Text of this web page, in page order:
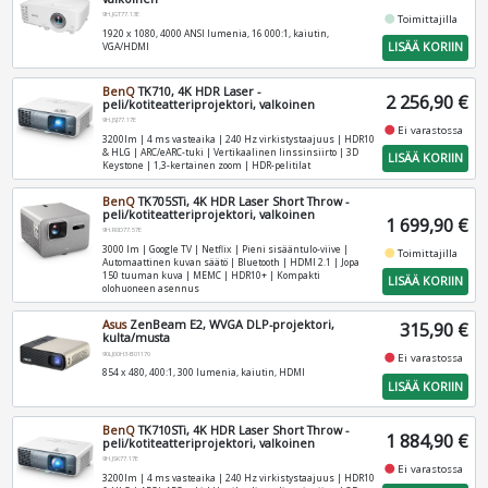
9H.JGT77.13E
1920 x 1080, 4000 ANSI lumenia, 16 000:1, kaiutin,
VGA/HDMI
fiber_manual_recordToimittajilla
LISÄÄ KORIIN
BenQTK710, 4K HDR Laser -
peli/kotiteatteriprojektori, valkoinen
9H.JSJ77.17E
3200lm | 4 ms vasteaika | 240 Hz virkistystaajuus | HDR10
& HLG | ARC/eARC-tuki | Vertikaalinen linssinsiirto | 3D
Keystone | 1,3-kertainen zoom | HDR-pelitilat
2 256,90 €
fiber_manual_record Ei varastossa
LISÄÄ KORIIN
BenQTK705STi, 4K HDR Laser Short Throw -
peli/kotiteatteriprojektori, valkoinen
9H.R0D77.57E
3000 lm | Google TV | Netflix | Pieni sisääntulo-viive |
Automaattinen kuvan säätö | Bluetooth | HDMI 2.1 | Jopa
150 tuuman kuva | MEMC | HDR10+ | Kompakti
olohuoneen asennus
1 699,90 €
fiber_manual_recordToimittajilla
LISÄÄ KORIIN
AsusZenBeam E2, WVGA DLP-projektori,
kulta/musta
90LJ00H3-B01170
854 x 480, 400:1, 300 lumenia, kaiutin, HDMI
315,90 €
fiber_manual_record Ei varastossa
LISÄÄ KORIIN
BenQTK710STi, 4K HDR Laser Short Throw -
peli/kotiteatteriprojektori, valkoinen
9H.JSK77.17E
3200lm | 4 ms vasteaika | 240 Hz virkistystaajuus | HDR10
1 884,90 €
fiber_manual_record Ei varastossa